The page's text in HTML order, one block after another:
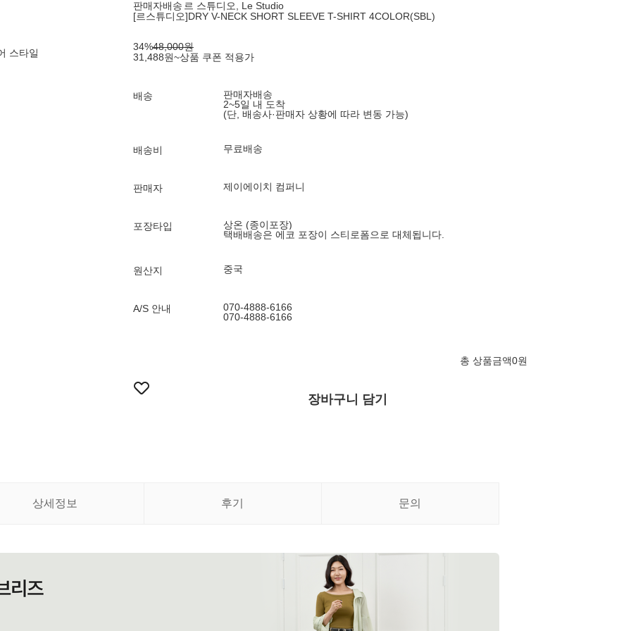
스타일
판매자배송 르 스튜디오, Le Studio
[르스튜디오]DRY V-NECK SHORT SLEEVE T-SHIRT 4COLOR(SBL)
34%48,000원
31,488원~상품 쿠폰 적용가
배송
판매자배송
2~5일 내 도착
(단, 배송사·판매자 상황에 따라 변동 가능)
배송비 무료배송
판매자 제이에이치 컴퍼니
포장타입
상온 (종이포장)
택배배송은 에코 포장이 스티로폼으로 대체됩니다.
원산지 중국
A/S 안내
070-4888-6166
070-4888-6166
총 상품금액0원
장바구니 담기
상세정보 후기 문의